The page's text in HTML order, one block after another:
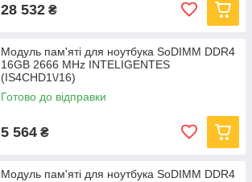
28 532 ₴
Модуль пам'яті для ноутбука SoDIMM DDR4
16GB 2666 MHz INTELIGENTES
(IS4CHD1\/16)
Готово до відправки
5 564 ₴
Модуль пам'яті для ноутбука SoDIMM DDR4